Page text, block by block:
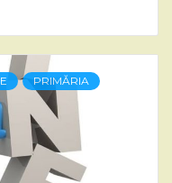
PRIMĂRIA